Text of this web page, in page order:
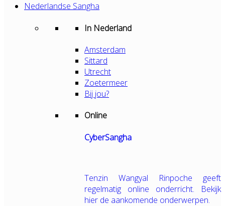
Nederlandse Sangha
In Nederland
Amsterdam
Sittard
Utrecht
Zoetermeer
Bij jou?
Online
CyberSangha
Tenzin Wangyal Rinpoche geeft
regelmatig online onderricht. Bekijk
hier de aankomende onderwerpen.